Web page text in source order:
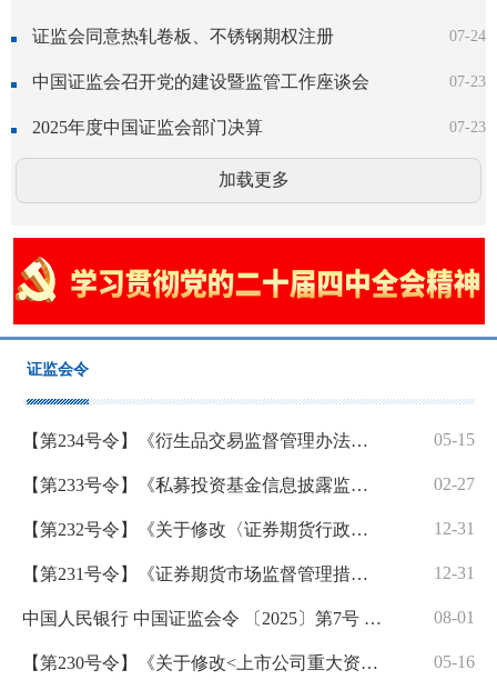
证监会同意热轧卷板、不锈钢期权注册 07-24
中国证监会召开党的建设暨监管工作座谈会 07-23
2025年度中国证监会部门决算 07-23
加载更多
证监会令
【第234号令】《衍生品交易监督管理办法（试行）》 05-15
【第233号令】《私募投资基金信息披露监督管理办法》 02-27
【第232号令】《关于修改〈证券期货行政执法当事人承诺制度实施规定〉的决定》 12-31
【第231号令】《证券期货市场监督管理措施实施办法》 12-31
中国人民银行 中国证监会令 〔2025〕第7号 《金融基础设施监督管理办法》 08-01
【第230号令】《关于修改<上市公司重大资产重组管理办法>的决定》 05-16